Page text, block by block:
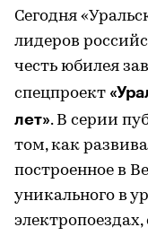
Сегодня
лидеров
честь юбилея
спецпроект
лет». В серии
том, как
построенное в
уникального в